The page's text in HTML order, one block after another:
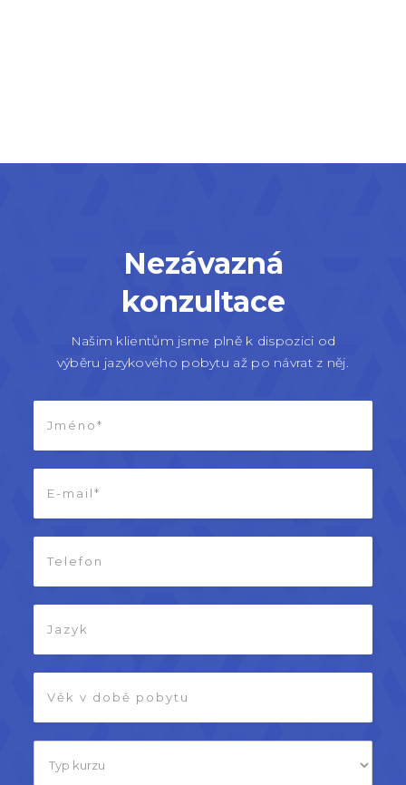
Nezávazná
konzultace
Našim klientům jsme plně k dispozici od
výběru jazykového pobytu až po návrat z něj.